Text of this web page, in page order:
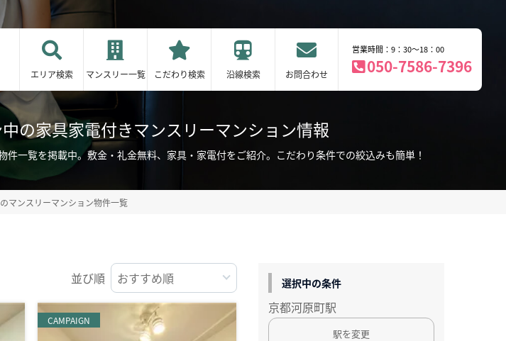
エリア検索 マンスリー一覧 こだわり検索 沿線検索 お問合わせ
営業時間：9：30～18：00
050-7586-7396
の家具家電付きマンスリーマンション情報
一覧を掲載中。敷金・礼金無料、家具・家電付をご紹介。こだわり条件での絞込みも簡単！
マンスリーマンション物件一覧
並び順
CAMPAIGN
選択中の条件
京都河原町駅
駅を変更